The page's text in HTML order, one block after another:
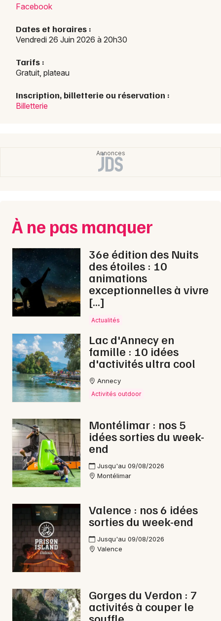
Mon email
Facebook
Dates et horaires :
Vendredi 26 Juin 2026 à 20h30
Tarifs :
Gratuit, plateau
Inscription, billetterie ou réservation :
Billetterie
À ne pas manquer
36e édition des Nuits
des étoiles : 10
animations
exceptionnelles à vivre
[…]
Actualités
Lac d'Annecy en
famille : 10 idées
d'activités ultra cool
Annecy
Activités outdoor
Montélimar : nos 5
idées sorties du week-
end
Jusqu'au 09/08/2026
Montélimar
Valence : nos 6 idées
sorties du week-end
Jusqu'au 09/08/2026
Valence
Gorges du Verdon : 7
activités à couper le
souffle